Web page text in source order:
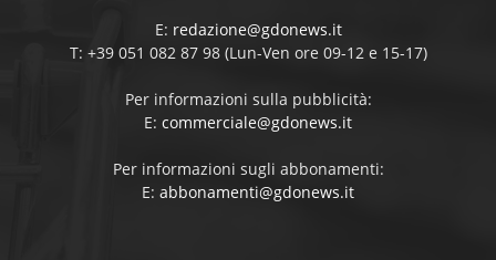
E: redazione@gdonews.it
T: +39 051 082 87 98 (Lun-Ven ore 09-12 e 15-17)
Per informazioni sulla pubblicità:
E: commerciale@gdonews.it
Per informazioni sugli abbonamenti:
E: abbonamenti@gdonews.it